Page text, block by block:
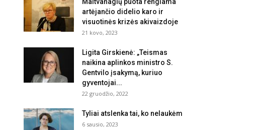
artėjančio didelio karo ir
visuotinės krizės akivaizdoje
21 kovo, 2023
Ligita Girskienė: „Teismas
naikina aplinkos ministro S.
Gentvilo įsakymą, kuriuo
gyventojai...
22 gruodžio, 2022
Tyliai atslenka tai, ko nelaukėm
6 sausio, 2023